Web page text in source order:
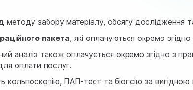
методу забору матеріалу, обсягу
пакета, які оплачуються окремо згідно
аналіз також оплачується окремо згідно з
оплати послуг.
ПАП-тест та біопсію за вигідною